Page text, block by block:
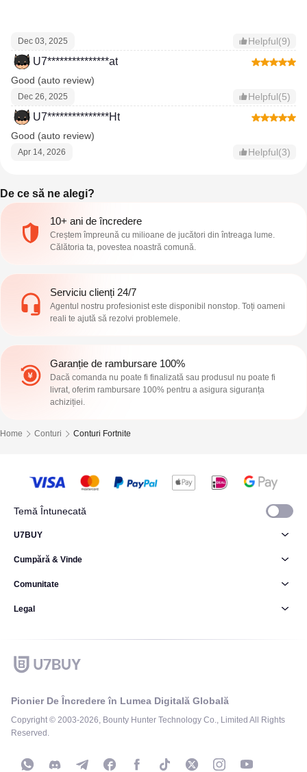
Dec 03, 2025 Helpful(9)
U7***************at
Good (auto review)
Dec 26, 2025 Helpful(5)
U7***************Ht
Good (auto review)
Apr 14, 2026 Helpful(3)
De ce să ne alegi?
10+ ani de încredere
Creștem împreună cu milioane de jucători din întreaga lume.
Călătoria ta, povestea noastră comună.
Serviciu clienți 24/7
Agentul nostru profesionist este disponibil nonstop. Toți oameni
reali te ajută să rezolvi problemele.
Garanție de rambursare 100%
Dacă comanda nu poate fi finalizată sau produsul nu poate fi
livrat, oferim rambursare 100% pentru a asigura siguranța
achiziției.
Home Conturi Conturi Fortnite
Temă Întunecată
Pionier De Încredere în Lumea Digitală Globală
Copyright © 2003-2026, Bounty Hunter Technology Co., Limited All Rights
Reserved.
U7BUY
Cumpără & Vinde
Comunitate
Legal